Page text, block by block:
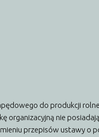
do produkcji
organizacyjną nie
przepisów ustawy o